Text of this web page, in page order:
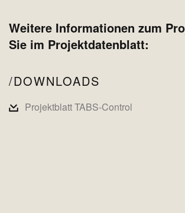
Weitere Informationen zum
Sie im Projektdatenblatt:
DOWNLOADS
Projektblatt TABS-Control